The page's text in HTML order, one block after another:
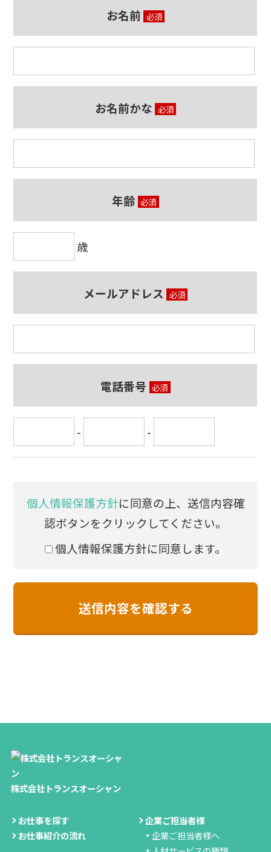
お名前 必須
お名前かな 必須
年齢 必須
歳
メールアドレス 必須
電話番号 必須
- -
個人情報保護方針に同意の上、送信内容確
認ボタンをクリックしてください。
個人情報保護方針に同意します。
株式会社トランスオーシャン
お仕事を探す
お仕事紹介の流れ
企業ご担当者様
企業ご担当者様へ